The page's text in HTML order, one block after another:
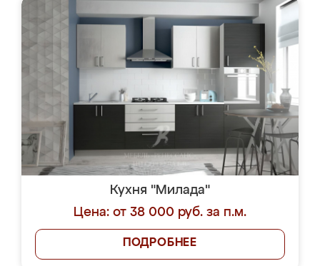
Кухня "Милада"
Цена: от 38 000 руб. за п.м.
ПОДРОБНЕЕ